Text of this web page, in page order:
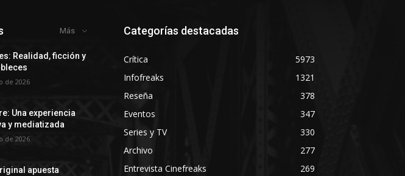
Más
Realidad, ficción y
de 2026
Una experiencia
y mediatizada
de 2026
apuesta
Categorías destacadas
Crítica
5973
Infofreaks
1321
Reseña
378
Eventos
347
Series y TV
330
Archivo
277
Entrevista Cinefreaks
269